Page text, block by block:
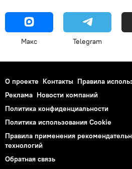
Макс Telegram
О проекте Контакты Правила
Реклама Новости компаний
Политика конфиденциальности
Политика использования Cookie
Правила применения
технологий
Обратная связь